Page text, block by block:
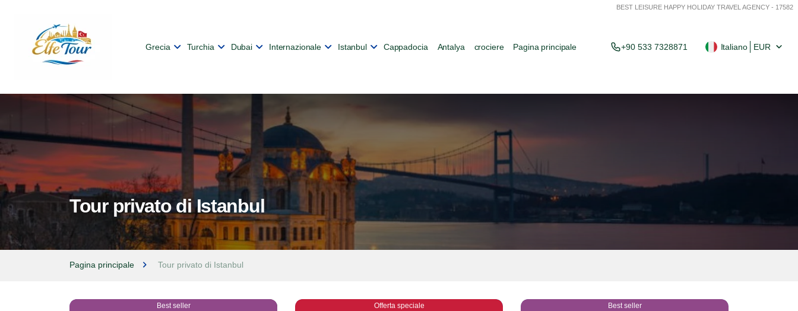
BEST LEISURE HAPPY HOLIDAY TRAVEL AGENCY - 17582
Grecia Turchia Dubai Internazionale Istanbul Cappadocia Antalya crociere Pagina principale +90 533 7328871 Italiano EUR
Tour privato di Istanbul
Pagina principale Tour privato di Istanbul
Best seller Offerta speciale Best seller